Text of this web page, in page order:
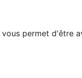
vous permet d'être